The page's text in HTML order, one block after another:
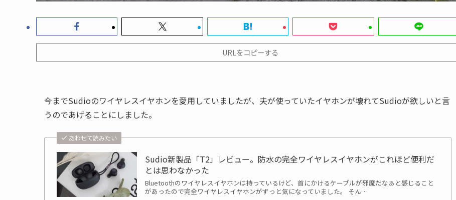
URLをコピーする
今までSudioのワイヤレスイヤホンを愛用していましたが、夫が使っていたイヤホンが壊れてSudioが欲しいと言
うのであげることにしました。
あわせて読みたい
Sudio新製品「T2」レビュー。防水の完全ワイヤレスイヤホンがこれほど便利だ
とは思わなかった
Bluetoothのワイヤレスイヤホンは持っているけど、首にかけるケーブルが邪魔だなぁと感じること
があったので完全ワイヤレスイヤホンがずっと気になっていました。 そん…